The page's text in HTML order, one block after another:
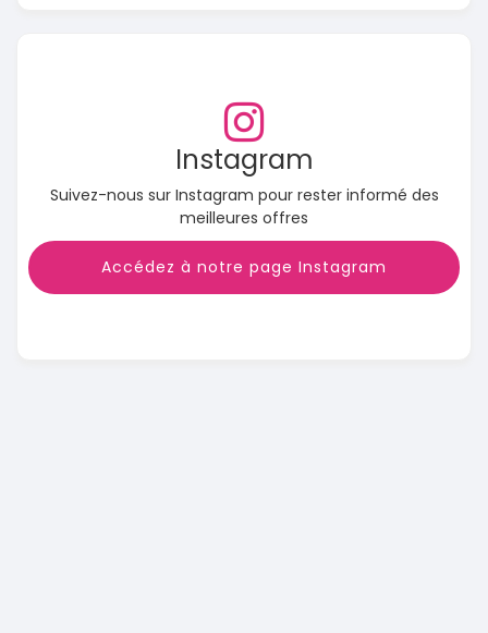
Instagram
Suivez-nous sur Instagram pour rester informé des
meilleures offres
Accédez à notre page Instagram